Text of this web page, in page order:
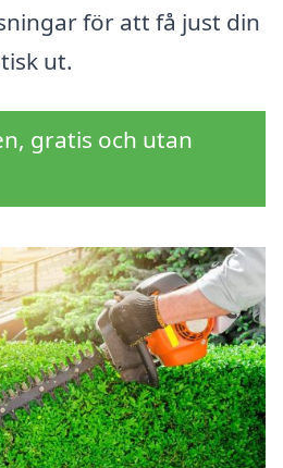
för att få just din
ut.
gratis och utan